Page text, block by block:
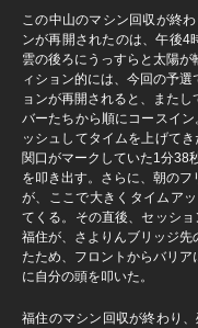
この中山のマシン回収が終
ンが再開されたのは、午後4
雲の後ろにうっすらと太陽
ィション的には、今回の予
ョンが再開されると、また
バーたちから順にコースイ
ッシュしてタイムを上げて
関口がマークしていた1分38
を叩き出す。さらに、朝の
が、ここで大きくタイムア
てくる。その直後、セッシ
福住が、さよりんブリッジ先
たため、フロントからバリア
に自分の頭を叩いた。
福住のマシン回収が終わり